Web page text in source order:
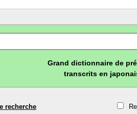
Grand dictionnaire de
transcrits en
recherche